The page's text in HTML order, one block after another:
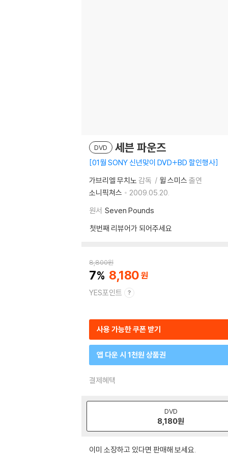
DVD 세븐 파운즈
01월 SONY 신년맞이 DVD+BD 할인행사
가브리엘 무치노 감독 윌 스미스 출연
소니픽쳐스
2009.05.20.
원서 Seven Pounds
첫번째 리뷰어가 되어주세요
8,800원
7 8,180
YES포인트
사용 가능한 쿠폰 받기
앱 다운 시 1천원 상품권
결제혜택
DVD
8,180원
이미 소장하고 있다면 판매해 보세요.